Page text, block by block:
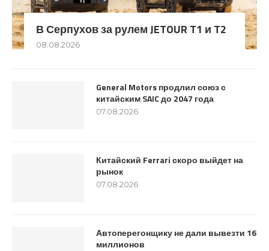
В Серпухов за рулем JETOUR T1 и T2
08.08.2026
General Motors продлил союз с
китайским SAIC до 2047 года
07.08.2026
Китайский Ferrari скоро выйдет на
рынок
07.08.2026
Автоперегонщику не дали вывезти 16
миллионов